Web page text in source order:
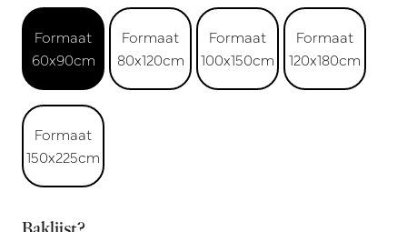
Formaat
60x90cm
Formaat
80x120cm
Formaat
100x150cm
Formaat
120x180cm
Formaat
150x225cm